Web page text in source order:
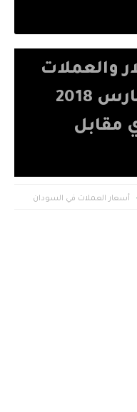
والعملات
اليوم الجمعه 23 مارس 2018
مقابل
أسعار العملات في السودان